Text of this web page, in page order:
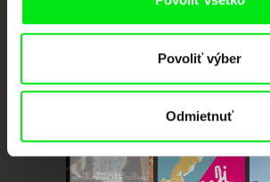
Povoliť výber
Odmietnuť
CPH:DOX Doclisboa
Millennium